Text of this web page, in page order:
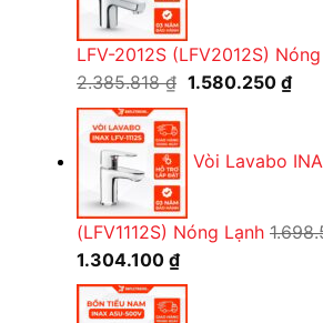
8.251.950 ₫.
LFV-2012S (LFV2012S)
2.385.818₫ Giá
gốc
2.385.818 ₫.
1.580.250 ₫Giá
là:
Vòi Lavabo
(LFV1112S) Nóng Lạnh
Giá
gốc
là:
1.304.100 ₫Giá
hiện
tại